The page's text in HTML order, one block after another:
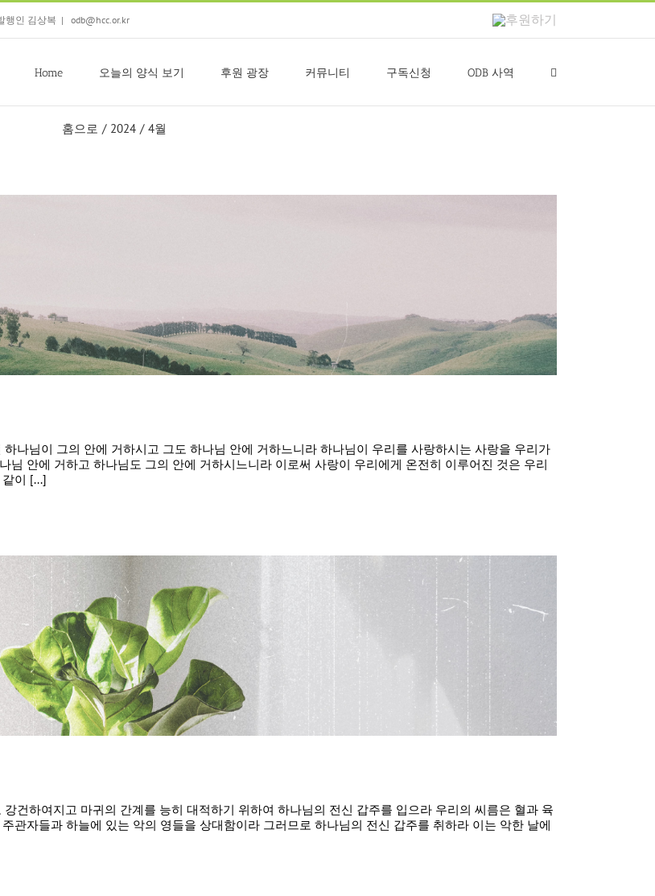
행인 김상복 | odb@hcc.or.kr
후
Home
오늘의 양식 보기 후원 광장 커뮤니티 구독신청 ODB 사역
홈으로 / 2024 / 4월
나님이 그의 안에 거하시고 그도 하나님 안에 거하느니라 하나님이 우리를 사랑하시는 사랑을 우리가
님 안에 거하고 하나님도 그의 안에 거하시느니라 이로써 사랑이 우리에게 온전히 이루어진 것은 우리
이 [...]
건하여지고 마귀의 간계를 능히 대적하기 위하여 하나님의 전신 갑주를 입으라 우리의 씨름은 혈과 육
관자들과 하늘에 있는 악의 영들을 상대함이라 그러므로 하나님의 전신 갑주를 취하라 이는 악한 날에